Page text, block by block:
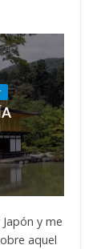
y me
aquel